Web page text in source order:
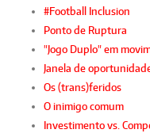
#Football Inclusion
Ponto de Ruptura
"Jogo Duplo" em
Janela de
Os (trans)feridos
O inimigo comum
Investimento vs.